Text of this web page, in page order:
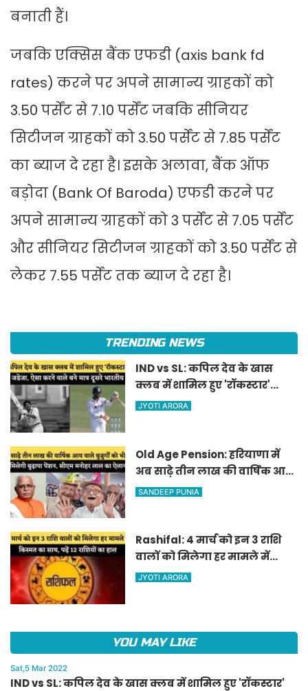
बनाती हैं।
जबकि एक्सिस बैंक एफडी (axis bank fd
rates) करने पर अपने सामान्य ग्राहकों को
3.50 पर्सेंट से 7.10 पर्सेंट जबकि सीनियर
सिटीजन ग्राहकों को 3.50 पर्सेंट से 7.85 पर्सेंट
का ब्याज दे रहा है। इसके अलावा, बैंक ऑफ
बड़ोदा (Bank Of Baroda) एफडी करने पर
अपने सामान्य ग्राहकों को 3 पर्सेंट से 7.05 पर्सेंट
और सीनियर सिटीजन ग्राहकों को 3.50 पर्सेंट से
लेकर 7.55 पर्सेंट तक ब्याज दे रहा है।
TRENDING NEWS
IND vs SL: कपिल देव के खास
क्लब में शामिल हुए 'रॉकस्टार'
जडेजा, ऐसा करने वाले बने मात्र
JYOTI ARORA
Old Age Pension: हरियाणा में
अब साढ़े तीन लाख की वार्षिक आय
वाले बुजुर्गों को भी मिलेगी बुढ़ापा
SANDEEP PUNIA
Rashifal: 4 मार्च को इन 3 राशि
वालों को मिलेगा हर मामले में
किस्मत का साथ, पढ़ें 12 राशियों का
JYOTI ARORA
YOU MAY LIKE
Sat,5 Mar 2022
IND vs SL: कपिल देव के खास क्लब में शामिल हुए 'रॉकस्टार'